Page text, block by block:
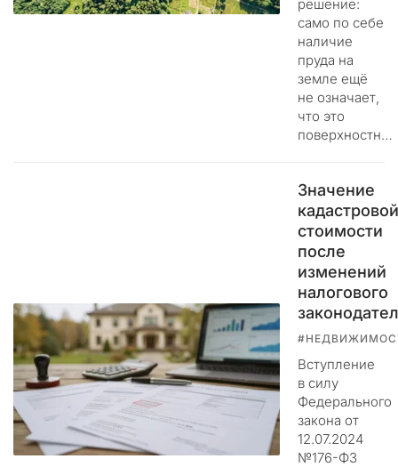
решение:
само по себе
наличие
пруда на
земле ещё
не означает,
что это
поверхностн…
Значение
кадастровой
стоимости
после
изменений
налогового
Вступление
в силу
Федерального
закона от
12.07.2024
№176-ФЗ
л
к
а
ц
и
и
и
с